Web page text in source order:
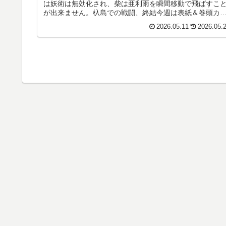
は妖術は無効化され、柴は亜利雨を瞬間移動で飛ばすこと
が出来ません。杁島での戦闘、終結今週は表紙＆巻頭カラ
2026.05.11